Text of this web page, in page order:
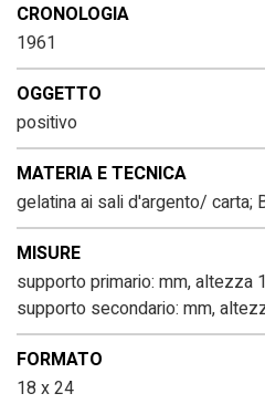
CRONOLOGIA
1961
OGGETTO
positivo
MATERIA E TECNICA
gelatina ai sali d'argento/ carta;
MISURE
supporto primario: mm, altezza
supporto secondario: mm,
FORMATO
18 x 24